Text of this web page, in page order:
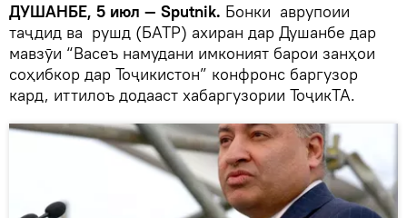
ДУШАНБЕ, 5 июл — Sputnik. Бонки аврупоии
таҷдид ва рушд (БАТР) ахиран дар Душанбе дар
мавзӯи “Васеъ намудани имконият барои занҳои
соҳибкор дар Тоҷикистон” конфронс баргузор
кард, иттилоъ додааст хабаргузории ТоҷикТА.